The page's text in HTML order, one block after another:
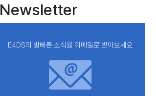
Newsletter
E4DS의 발빠른 소식을 이메일로 받아보세요